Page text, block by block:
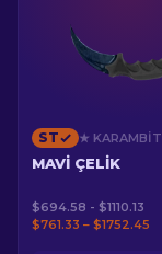
ST ★ KARAMBIT
MAVI ÇELIK
$694.58 - $1110.13
$761.33 – $1752.45